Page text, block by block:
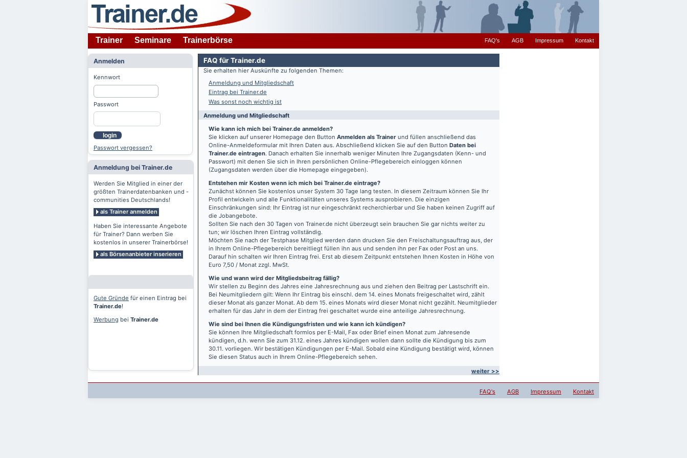
Trainer Seminare Trainerbörse FAQ's AGB Impressum Kontakt
Anmelden
Kennwort
Passwort
login
Passwort vergessen?
Anmeldung bei Trainer.de
Werden Sie Mitglied in einer der
größten Trainerdatenbanken und -
communities Deutschlands!
als Trainer anmelden
Haben Sie interessante Angebote
für Trainer? Dann werben Sie
kostenlos in unserer Trainerbörse!
als Börsenanbieter inserieren
Gute Gründe für einen Eintrag bei
Trainer.de!
Werbung bei Trainer.de
FAQ für Trainer.de
Sie erhalten hier Auskünfte zu folgenden Themen:
Anmeldung und Mitgliedschaft
Eintrag bei Trainer.de
Was sonst noch wichtig ist
Anmeldung und Mitgliedschaft
Wie kann ich mich bei Trainer.de anmelden?
Sie klicken auf unserer Homepage den Button Anmelden als Trainer und füllen anschließend das
Online-Anmeldeformular mit Ihren Daten aus. Abschließend klicken Sie auf den Button Daten bei
Trainer.de eintragen. Danach erhalten Sie innerhalb weniger Minuten Ihre Zugangsdaten (Kenn- und
Passwort) mit denen Sie sich in Ihren persönlichen Online-Pflegebereich einloggen können
(Zugangsdaten werden über die Homepage eingegeben).
Entstehen mir Kosten wenn ich mich bei Trainer.de eintrage?
Zunächst können Sie kostenlos unser System 30 Tage lang testen. In diesem Zeitraum können Sie Ihr
Profil entwickeln und alle Funktionalitäten unseres Systems ausprobieren. Die einzigen
Einschränkungen sind: Ihr Eintrag ist nur eingeschränkt recherchierbar und Sie haben keinen Zugriff auf
die Jobangebote.
Sollten Sie nach den 30 Tagen von Trainer.de nicht überzeugt sein brauchen Sie gar nichts weiter zu
tun; wir löschen Ihren Eintrag vollständig.
Möchten Sie nach der Testphase Mitglied werden dann drucken Sie den Freischaltungsauftrag aus, der
in Ihrem Online-Pflegebereich bereitliegt füllen ihn aus und senden ihn per Fax oder Post an uns.
Darauf hin schalten wir Ihren Eintrag frei. Erst ab diesem Zeitpunkt entstehen Ihnen Kosten in Höhe von
Euro 7,50 / Monat zzgl. MwSt.
Wie und wann wird der Mitgliedsbeitrag fällig?
Wir stellen zu Beginn des Jahres eine Jahresrechnung aus und ziehen den Beitrag per Lastschrift ein.
Bei Neumitgliedern gilt: Wenn Ihr Eintrag bis einschl. dem 14. eines Monats freigeschaltet wird, zählt
dieser Monat als ganzer Monat. Ab dem 15. eines Monats wird dieser Monat nicht gezählt. Neumitglieder
erhalten für das Jahr in dem der Eintrag frei geschaltet wurde eine anteilige Jahresrechnung.
Wie sind bei Ihnen die Kündigungsfristen und wie kann ich kündigen?
Sie können Ihre Mitgliedschaft formlos per E-Mail, Fax oder Brief einen Monat zum Jahresende
kündigen, d.h. wenn Sie zum 31.12. eines Jahres kündigen wollen dann sollte die Kündigung bis zum
30.11. vorliegen. Wir bestätigen Kündigungen per E-Mail. Sobald eine Kündigung bestätigt wird, können
Sie diesen Status auch in Ihrem Online-Pflegebereich sehen.
weiter >>
FAQ's AGB Impressum Kontakt